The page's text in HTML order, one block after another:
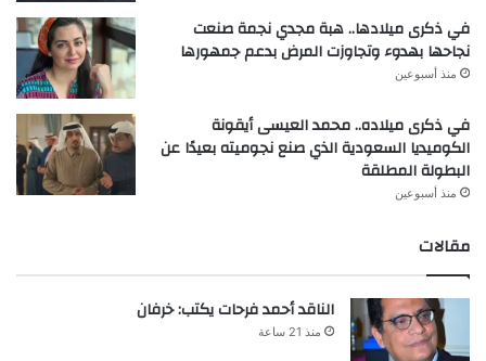
في ذكرى ميلادها.. هبة مجدي نجمة صنعت
نجاحها بهدوء وتجاوزت المرض بدعم جمهورها
منذ أسبوعين
في ذكرى ميلاده.. محمد العيسى أيقونة
الكوميديا السعودية الذي صنع نجوميته بعيدًا عن
البطولة المطلقة
منذ أسبوعين
مقالات
الناقد أحمد فرحات يكتب: خرفان
منذ 21 ساعة